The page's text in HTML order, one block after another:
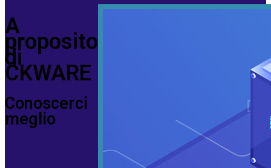
A
proposito
di
CKWARE
Conoscerci
meglio